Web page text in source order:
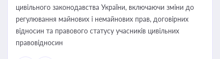
цивільного законодавства України, включаючи зміни до
регулювання майнових і немайнових прав, договірних
відносин та правового статусу учасників цивільних
правовідносин